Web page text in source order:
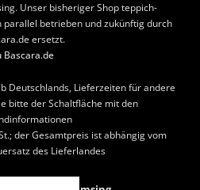
Unser bisheriger Shop teppich-
parallel betrieben und zukünftig durch
ersetzt.
Bascara.de
Deutschlands, Lieferzeiten für andere
bitte der Schaltfläche mit den
der Gesamtpreis ist abhängig vom
des Lieferlandes